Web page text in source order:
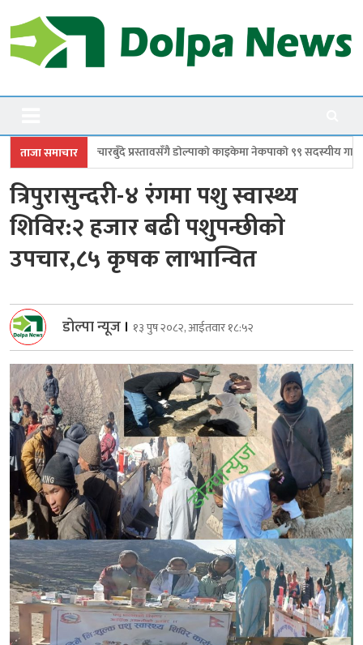
to
content
Dolpanews
ताजा समाचार
डाेल्पाकाे काइकेमा नेकपाकाे ९९ सदस्यीय गाउँ समिति गठन डोल्पामा
त्रिपुरासुन्दरी-४ रंगमा पशु स्वास्थ्य
शिविर:२ हजार बढी पशुपन्छीकाे
उपचार,८५ कृषक लाभान्वित
डोल्पा न्यूज । १३ पुष २०८२, आईतवार १८:५२